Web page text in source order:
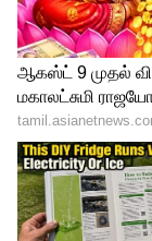
மேற்பட்ட
அமைச்சர்கள்
இதனால்
இருந்து